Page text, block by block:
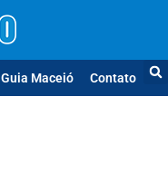
Guia Maceió Contato